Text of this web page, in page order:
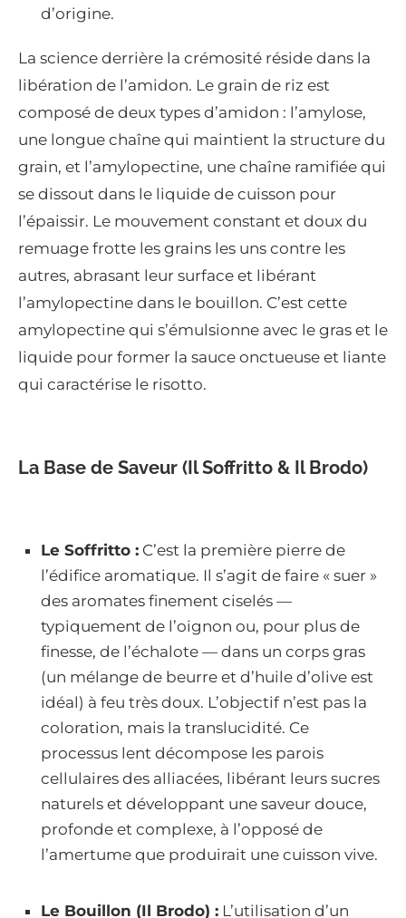
d’origine.
La science derrière la crémosité réside dans la
libération de l’amidon. Le grain de riz est
composé de deux types d’amidon : l’amylose,
une longue chaîne qui maintient la structure du
grain, et l’amylopectine, une chaîne ramifiée qui
se dissout dans le liquide de cuisson pour
l’épaissir. Le mouvement constant et doux du
remuage frotte les grains les uns contre les
autres, abrasant leur surface et libérant
l’amylopectine dans le bouillon. C’est cette
amylopectine qui s’émulsionne avec le gras et le
liquide pour former la sauce onctueuse et liante
qui caractérise le risotto.
La Base de Saveur (Il Soffritto & Il Brodo)
Le Soffritto : C’est la première pierre de
l’édifice aromatique. Il s’agit de faire « suer »
des aromates finement ciselés —
typiquement de l’oignon ou, pour plus de
finesse, de l’échalote — dans un corps gras
(un mélange de beurre et d’huile d’olive est
idéal) à feu très doux. L’objectif n’est pas la
coloration, mais la translucidité. Ce
processus lent décompose les parois
cellulaires des alliacées, libérant leurs sucres
naturels et développant une saveur douce,
profonde et complexe, à l’opposé de
l’amertume que produirait une cuisson vive.
Le Bouillon (Il Brodo) : L’utilisation d’un